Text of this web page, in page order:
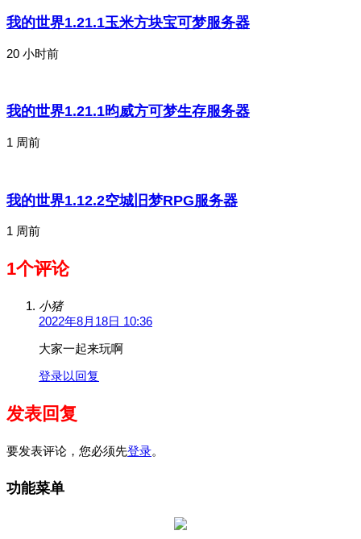
我的世界1.21.1玉米方块宝可梦服务器
20 小时前
我的世界1.21.1昀威方可梦生存服务器
1 周前
我的世界1.12.2空城旧梦RPG服务器
1 周前
1个评论
小猪
2022年8月18日 10:36
大家一起来玩啊
登录以回复
发表回复
要发表评论，您必须先登录。
功能菜单